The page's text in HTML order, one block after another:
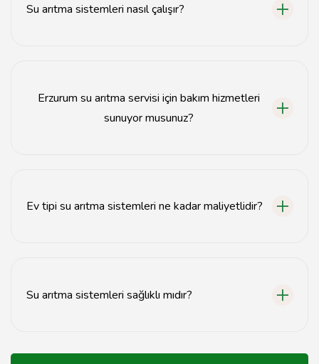
Su arıtma sistemleri nasıl çalışır?
Erzurum su arıtma servisi için bakım hizmetleri
sunuyor musunuz?
Ev tipi su arıtma sistemleri ne kadar maliyetlidir?
Su arıtma sistemleri sağlıklı mıdır?
yardımcı olur.